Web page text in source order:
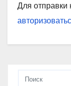
Для отправки